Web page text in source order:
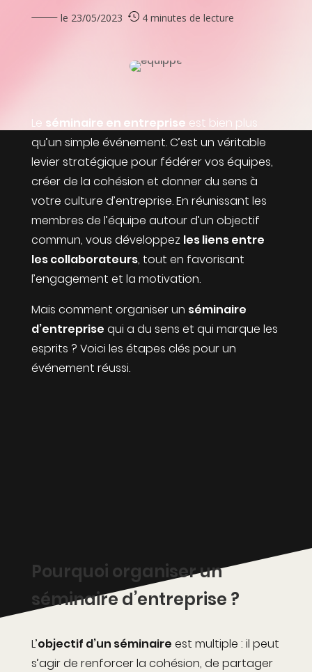
le 23/05/2023 4 minutes de lecture
Le séminaire en entreprise est bien plus
qu’un simple événement. C’est un véritable
levier stratégique pour fédérer vos équipes,
créer de la cohésion et donner du sens à
votre culture d’entreprise. En réunissant les
membres de l’équipe autour d’un objectif
commun, vous développez les liens entre
les collaborateurs, tout en favorisant
l’engagement et la motivation.
Mais comment organiser un séminaire
d’entreprise qui a du sens et qui marque les
esprits ? Voici les étapes clés pour un
événement réussi.
Pourquoi organiser un
séminaire d’entreprise ?
L’objectif d’un séminaire est multiple : il peut
s’agir de renforcer la cohésion, de partager